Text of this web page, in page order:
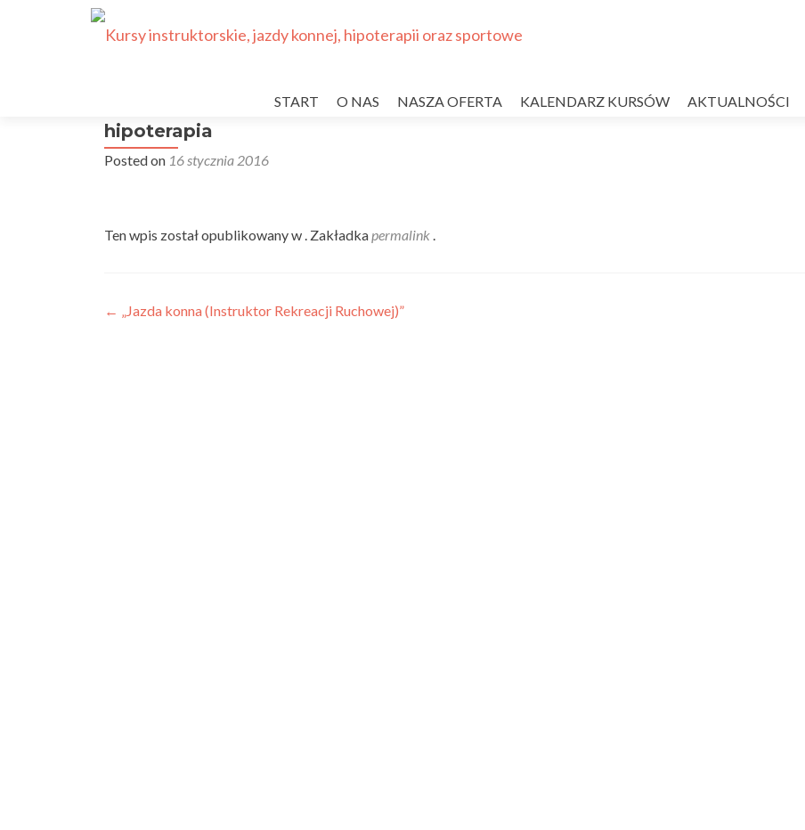
do
START O NAS NASZA OFERTA KALENDARZ KURSÓW AKTUALNOŚCI
hipoterapia
Posted on 16 stycznia 2016
Ten wpis został opublikowany w . Zakładkapermalink .
Nawigacja
← „Jazda konna (Instruktor Rekreacji Ruchowej)”